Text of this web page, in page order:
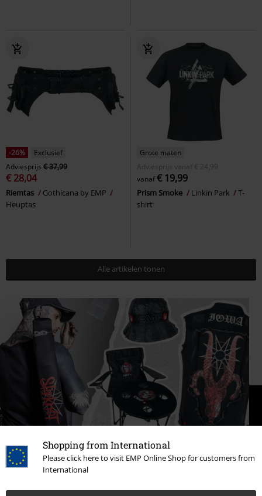
Shopping from International
Please click here to visit EMP Online Shop for customers from
International
-26%
Exclusief
Adviesprijs € 37,99
€ 28,04
Riemtas
Gothicana by EMP
Heuptas
Grote maten
Adviesprijs
vanaf € 24,99
vanaf€ 19,99
Prism Smoke Linkin Park
T-
shirt
Alle artikelen tonen
Festivalpaklijst